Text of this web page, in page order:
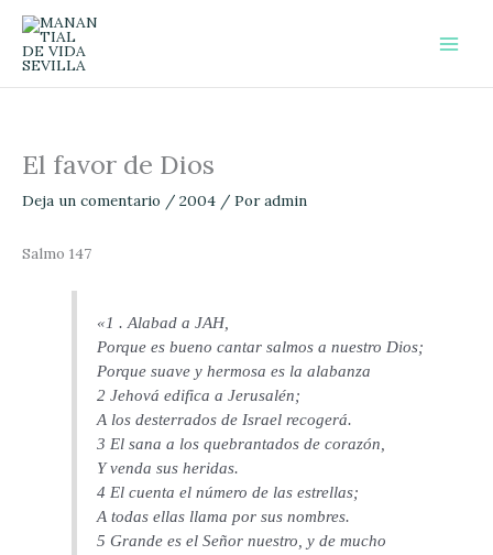
contenido
El favor de Dios
Deja un comentario / 2004 / Poradmin
Salmo 147
«1 . Alabad a JAH,
Porque es bueno cantar salmos a nuestro Dios;
Porque suave y hermosa es la alabanza
2 Jehová edifica a Jerusalén;
A los desterrados de Israel recogerá.
3 El sana a los quebrantados de corazón,
Y venda sus heridas.
4 El cuenta el número de las estrellas;
A todas ellas llama por sus nombres.
5 Grande es el Señor nuestro, y de mucho